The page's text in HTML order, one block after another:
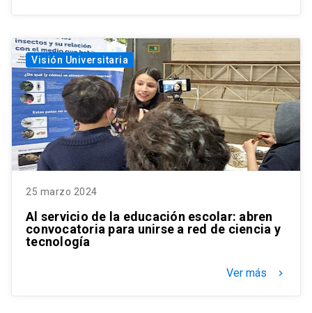
Visión Universitaria
25 marzo 2024
Al servicio de la educación escolar: abren
convocatoria para unirse a red de ciencia y
tecnología
Ver más keyboard_arrow_right